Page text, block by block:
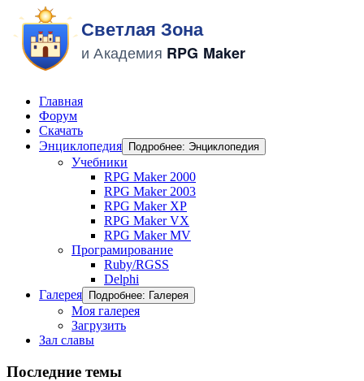
Главная
Форум
Скачать
Энциклопедия
Подробнее: Энциклопедия
Учебники
RPG Maker 2000
RPG Maker 2003
RPG Maker XP
RPG Maker VX
RPG Maker MV
Програмирование
Ruby/RGSS
Delphi
Галерея
Подробнее: Галерея
Моя галерея
Загрузить
Зал славы
Последние темы